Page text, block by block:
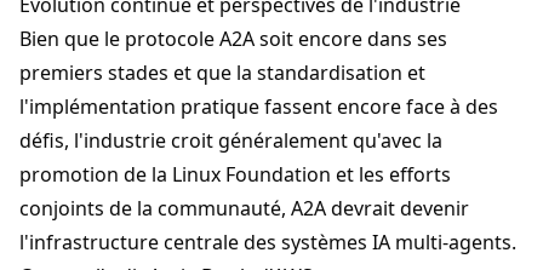
Bien que le protocole A2A soit encore dans ses
premiers stades et que la standardisation et
l'implémentation pratique fassent encore face à des
défis, l'industrie croit généralement qu'avec la
promotion de la Linux Foundation et les efforts
conjoints de la communauté, A2A devrait devenir
l'infrastructure centrale des systèmes IA multi-agents.